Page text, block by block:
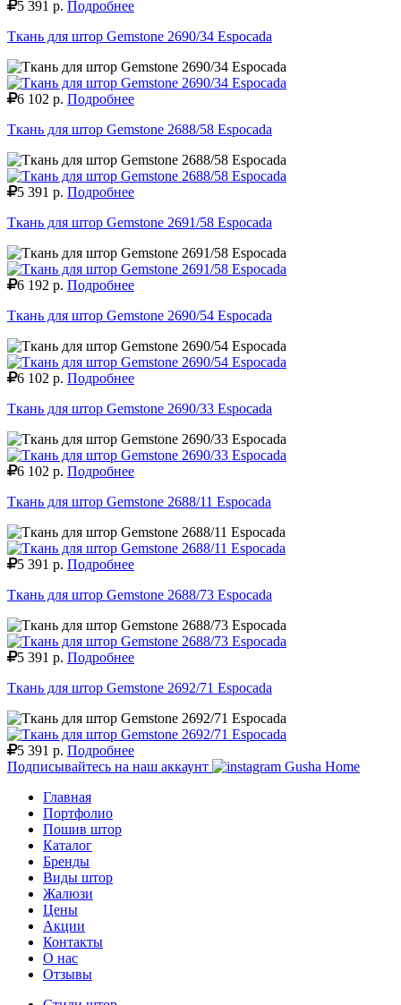
5 391 р. Подробнее
Ткань для штор Gemstone 2690/34 Espocada
6 102 р. Подробнее
Ткань для штор Gemstone 2688/58 Espocada
5 391 р. Подробнее
Ткань для штор Gemstone 2691/58 Espocada
6 192 р. Подробнее
Ткань для штор Gemstone 2690/54 Espocada
6 102 р. Подробнее
Ткань для штор Gemstone 2690/33 Espocada
6 102 р. Подробнее
Ткань для штор Gemstone 2688/11 Espocada
5 391 р. Подробнее
Ткань для штор Gemstone 2688/73 Espocada
5 391 р. Подробнее
Ткань для штор Gemstone 2692/71 Espocada
5 391 р. Подробнее
Подписывайтесь на наш аккаунт
Gusha Home
Главная
Портфолио
Пошив штор
Каталог
Бренды
Виды штор
Жалюзи
Цены
Акции
Контакты
О нас
Отзывы